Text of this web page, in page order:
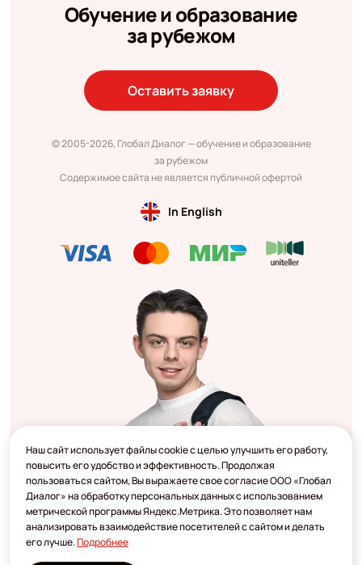
Обучение и образование
за рубежом
Оставить заявку
© 2005-2026, Глобал Диалог — обучение и образование
за рубежом
Содержимое сайта не является публичной офертой
In English
Наш сайт использует файлы cookie с целью улучшить его работу,
повысить его удобство и эффективность. Продолжая
пользоваться сайтом, Вы выражаете свое согласие ООО «Глобал
Диалог» на обработку персональных данных с использованием
метрической программы Яндекс.Метрика. Это позволяет нам
анализировать взаимодействие посетителей с сайтом и делать
его лучше.Подробнее